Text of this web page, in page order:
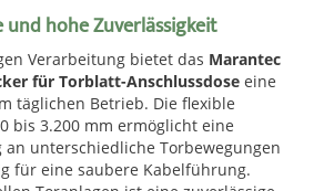
hohe Zuverlässigkeit
Verarbeitung bietet das Marantec
für Torblatt-Anschlussdose eine
täglichen Betrieb. Die flexible
bis 3.200 mm ermöglicht eine
unterschiedliche Torbewegungen
für eine saubere Kabelführung.